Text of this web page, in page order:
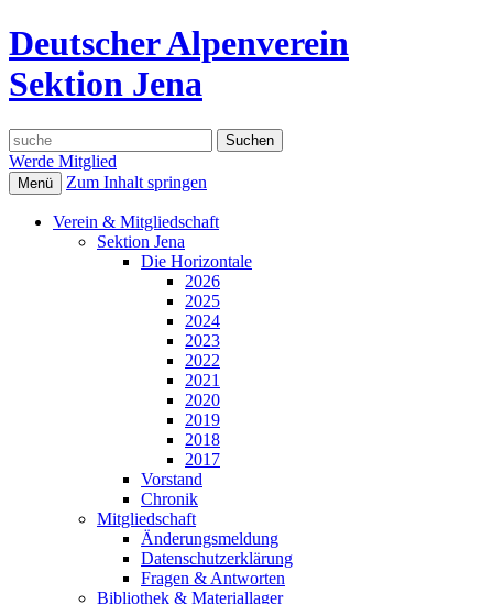
Deutscher Alpenverein
Sektion Jena
Suche
nach:
Werde Mitglied
Menü Zum Inhalt springen
Verein & Mitgliedschaft
Sektion Jena
Die Horizontale
2026
2025
2024
2023
2022
2021
2020
2019
2018
2017
Vorstand
Chronik
Mitgliedschaft
Änderungsmeldung
Datenschutzerklärung
Fragen & Antworten
Bibliothek & Materiallager